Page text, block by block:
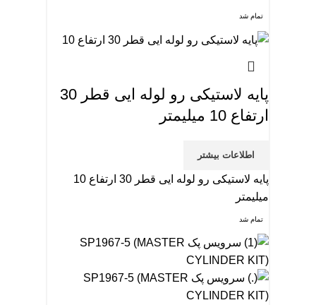
تمام شد
پایه لاستیکی رو لوله ایی قطر 30
ارتفاع 10 میلیمتر
اطلاعات بیشتر
پایه لاستیکی رو لوله ایی قطر 30 ارتفاع 10
میلیمتر
تمام شد